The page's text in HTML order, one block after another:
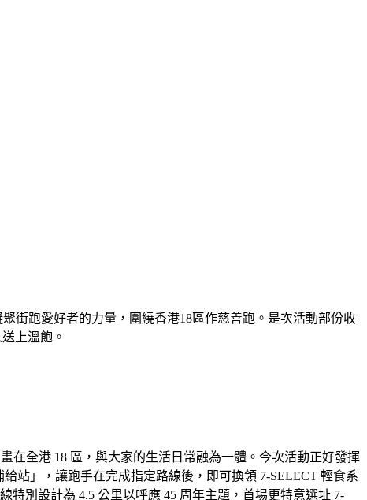
街跑愛好者的力量，圍繞香港18區作慈善跑。是次活動部份收
上溫飽。
在全港 18 區，與大家的生活日常融為一體。今次活動正好發揮
給站」，讓跑手在完成指定路線後，即可換領 7-SELECT 輕食系
特別設計為 4.5 公里以呼應 45 周年主題，首場更特意選址 7-